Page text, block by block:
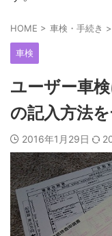
HOME > 車検・手続き >
車検
ユーザー車
の記入方法を
2016年1月29日